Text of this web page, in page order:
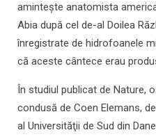
aminteşte anatomista
Abia după cel de-al Doilea
înregistrate de hidrofoanele
că aceste cântece erau
În studiul publicat de Nature,
condusă de Coen Elemans,
al Universităţii de Sud din